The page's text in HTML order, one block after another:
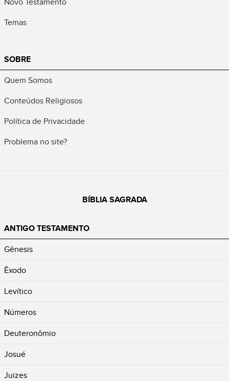
Temas
SOBRE
Quem Somos
Conteúdos Religiosos
Política de Privacidade
Problema no site?
BÍBLIA SAGRADA
ANTIGO TESTAMENTO
Gênesis
Êxodo
Levítico
Números
Deuteronômio
Josué
Juizes